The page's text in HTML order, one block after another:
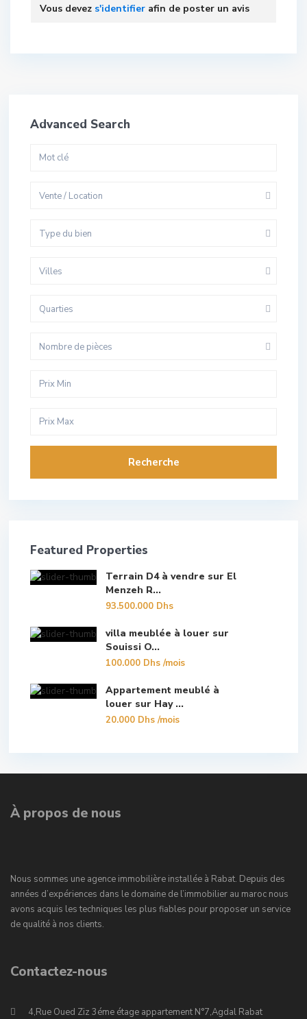
Vous devez s'identifier afin de poster un avis
Advanced Search
Vente / Location
Type du bien
Villes
Quarties
Nombre de pièces
Recherche
Featured Properties
Terrain D4 à vendre sur El
Menzeh R...
93.500.000 Dhs
villa meublée à louer sur
Souissi O...
100.000 Dhs/mois
Appartement meublé à
louer sur Hay ...
20.000 Dhs/mois
À propos de nous
Nous sommes une agence immobilière installée à Rabat. Depuis des
années d’expériences dans le domaine de l’immobilier au maroc nous
avons acquis les techniques les plus fiables pour proposer un service
de qualité à nos clients.
Contactez-nous
4,Rue Oued Ziz 3éme étage appartement N°7,Agdal Rabat